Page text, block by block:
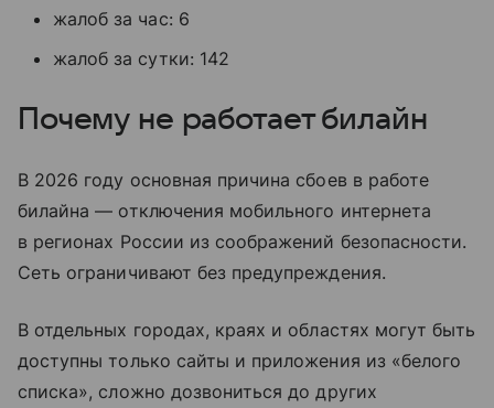
жалоб за час: 6
жалоб за сутки: 142
Почему не работает билайн
В 2026 году основная причина сбоев в работе
билайна — отключения мобильного интернета
в регионах России из соображений безопасности.
Сеть ограничивают без предупреждения.
В отдельных городах, краях и областях могут быть
доступны только сайты и приложения из «белого
списка», сложно дозвониться до других